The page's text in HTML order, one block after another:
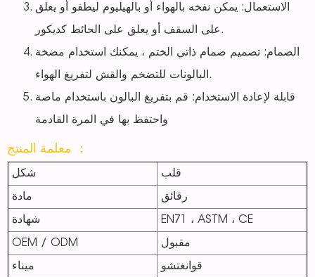
الاستعمال: يمكن نفخه بالهواء أو بالهيليوم ليطفو أو يعلق
على السقف أو يعلق على الحائط كديكور.
الصمام: تصميم صمام ذاتي الختم ، يمكنك استخدام مضخة
البالونات للتضخم والقش لتفريغ الهواء.
قابلة لإعادة الاستخدام: قم بتفريغ البالون باستخدام ماصة
واحتفظ بها في المرة القادمة
معلمة المنتج ：
شكل قلب
مادة رقائق
شهادة EN71 ، ASTM ، CE
OEM / ODM مقبول
ميناء قوانغتشو